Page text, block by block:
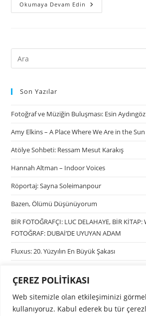
ÇEREZ POLİTİKASI
Web sitemizle olan etkileşiminizi
kullanıyoruz. Kabul ederek bu tür
Okumaya Devam Edin
Son Yazılar
Fotoğraf ve Müziğin Buluşması: Esin Aydıngöz
Amy Elkins – A Place Where We Are in the Sun
Atölye Sohbeti: Ressam Mesut Karakış
Hannah Altman – Indoor Voices
Röportaj: Sayna Soleimanpour
Bazen, Ölümü Düşünüyorum
BİR FOTOĞRAFÇI: LUC DELAHAYE, BİR KİTAP:
FOTOĞRAF: DUBAİ’DE UYUYAN ADAM
Fluxus: 20. Yüzyılın En Büyük Şakası
Kategoriler
Kategori seçin